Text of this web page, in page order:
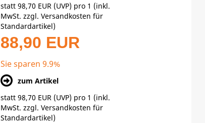
statt98,70 EUR (UVP) pro 1 (inkl.
MwSt. zzgl.Versandkosten für
Standardartikel)
88,90 EUR
Sie sparen 9.9%
zum Artikel
statt98,70 EUR (UVP) pro 1 (inkl.
MwSt. zzgl.Versandkosten für
Standardartikel)